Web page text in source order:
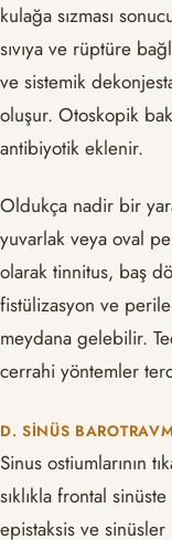
kulağa sızması
sıvıya ve rüptüre
ve sistemik
oluşur. Otoskopik
antibiyotik eklenir.
Oldukça nadir bir
yuvarlak veya oval
olarak tinnitus, baş
fistülizasyon ve
meydana gelebilir.
cerrahi yöntemler
D. SINÜS
Sinus ostiumlarının
sıklıkla frontal
epistaksis ve